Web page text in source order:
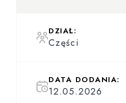
DZIAŁ:
Części
DATA DODANIA:
12.05.2026